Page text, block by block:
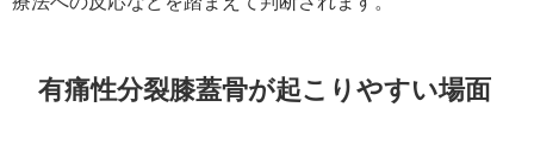
有痛性分裂膝蓋骨が起こりやすい場面